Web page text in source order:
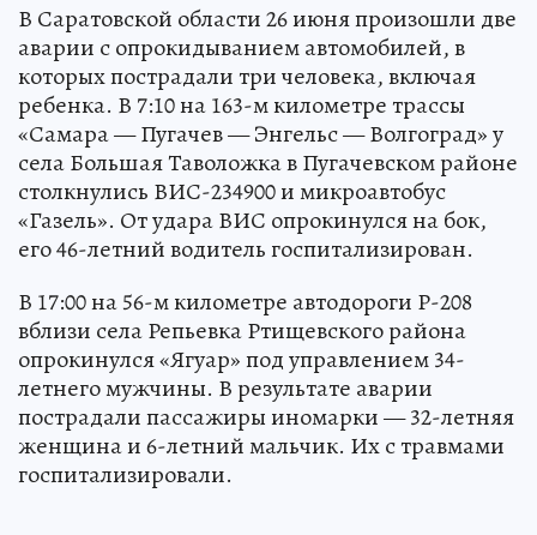
В Саратовской области 26 июня произошли две
аварии с опрокидыванием автомобилей, в
которых пострадали три человека, включая
ребенка. В 7:10 на 163-м километре трассы
«Самара — Пугачев — Энгельс — Волгоград» у
села Большая Таволожка в Пугачевском районе
столкнулись ВИС-234900 и микроавтобус
«Газель». От удара ВИС опрокинулся на бок,
его 46-летний водитель госпитализирован.
В 17:00 на 56-м километре автодороги Р-208
вблизи села Репьевка Ртищевского района
опрокинулся «Ягуар» под управлением 34-
летнего мужчины. В результате аварии
пострадали пассажиры иномарки — 32-летняя
женщина и 6-летний мальчик. Их с травмами
госпитализировали.